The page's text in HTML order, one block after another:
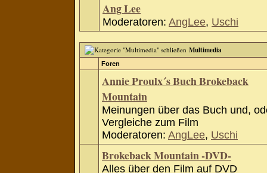
Ang Lee
Moderatoren: AngLee, Uschi
Multimedia
Foren
Annie Proulx´s Buch Brokeback
Mountain
Meinungen über das Buch und,
Vergleiche zum Film
Moderatoren: AngLee, Uschi
Brokeback Mountain -DVD-
Alles über den Film auf DVD